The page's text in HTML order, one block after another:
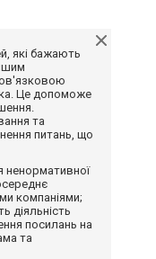
які бажають
Це допоможе
та
питань, що
ненормативної
компаніями;
діяльність
посилань на
та